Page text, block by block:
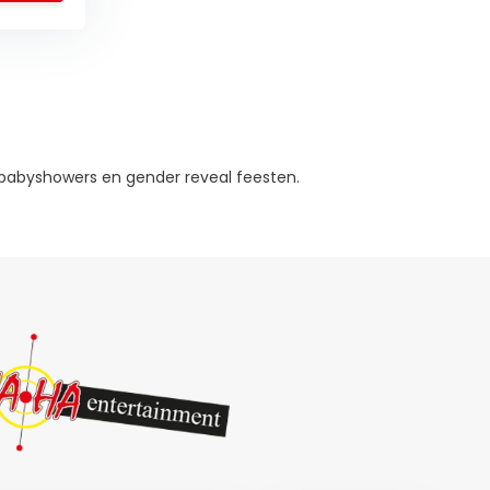
en gender reveal feesten.